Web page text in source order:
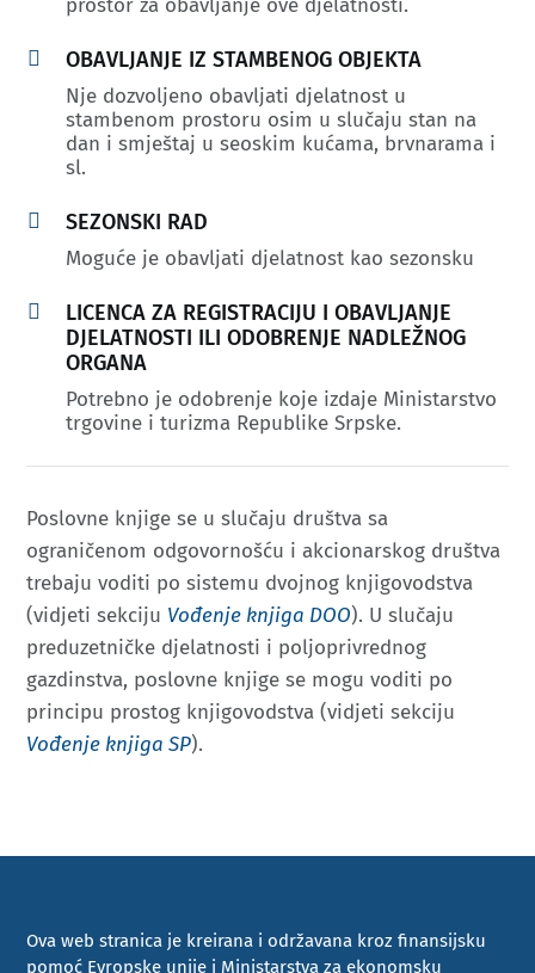
prostor za obavljanje ove djelatnosti.
 OBAVLJANJE IZ STAMBENOG OBJEKTA
Nje dozvoljeno obavljati djelatnost u
stambenom prostoru osim u slučaju stan na
dan i smještaj u seoskim kućama, brvnarama i
sl.
 SEZONSKI RAD
Moguće je obavljati djelatnost kao sezonsku

LICENCA ZA REGISTRACIJU I OBAVLJANJE
DJELATNOSTI ILI ODOBRENJE NADLEŽNOG
ORGANA
Potrebno je odobrenje koje izdaje Ministarstvo
trgovine i turizma Republike Srpske.
Poslovne knjige se u slučaju društva sa
ograničenom odgovornošću i akcionarskog društva
trebaju voditi po sistemu dvojnog knjigovodstva
(vidjeti sekciju Vođenje knjiga DOO). U slučaju
preduzetničke djelatnosti i poljoprivrednog
gazdinstva, poslovne knjige se mogu voditi po
principu prostog knjigovodstva (vidjeti sekciju
Vođenje knjiga SP).
Ova web stranica je kreirana i održavana kroz finansijsku
pomoć Evropske unije i Ministarstva za ekonomsku